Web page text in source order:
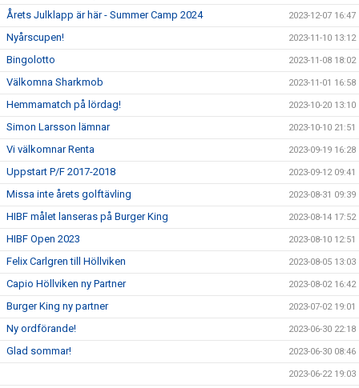
Årets Julklapp är här - Summer Camp 2024 2023-12-07 16:47
Nyårscupen! 2023-11-10 13:12
Bingolotto 2023-11-08 18:02
Välkomna Sharkmob 2023-11-01 16:58
Hemmamatch på lördag! 2023-10-20 13:10
Simon Larsson lämnar 2023-10-10 21:51
Vi välkomnar Renta 2023-09-19 16:28
Uppstart P/F 2017-2018 2023-09-12 09:41
Missa inte årets golftävling 2023-08-31 09:39
HIBF målet lanseras på Burger King 2023-08-14 17:52
HIBF Open 2023 2023-08-10 12:51
Felix Carlgren till Höllviken 2023-08-05 13:03
Capio Höllviken ny Partner 2023-08-02 16:42
Burger King ny partner 2023-07-02 19:01
Ny ordförande! 2023-06-30 22:18
Glad sommar! 2023-06-30 08:46
2023-06-22 19:03